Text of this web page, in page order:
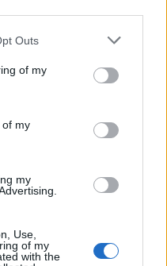
Outs
of my
of my
my
Use,
of my
with the
Μηχανικός.